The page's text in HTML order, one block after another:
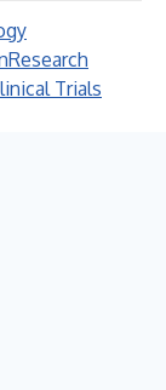
Research
Trials